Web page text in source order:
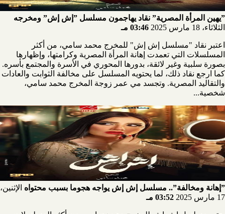
”يهين المرأة المصرية” نقاد يهاجمون مسلسل ”إش إش” ومخرجه
الثلاثاء، 18 مارس 2025
03:46 مـ
اعتبر نقاد "مسلسل إش إش" للمخرج محمد سامي، من أكثر
المسلسلات التي تعمدت إهانة المرأة المصرية وكرامتها، وإظهارها
بصورة سلبية وغير لائقة، بدورها المحوري في الأسرة والمجتمع بأسره.
كما ارجع نقاد ذلك، لما يحتويه المسلسل على مخالفة الثوابت والعادات
والتقاليد المصرية. وتجسد مي عمر زوجة المخرج محمد سامي،
شخصية...
”إهانة ومخالفة”.. مسلسل إش إش يواجه هجوما بسبب محتواه الإثنين،
17 مارس 2025
03:52 مـ